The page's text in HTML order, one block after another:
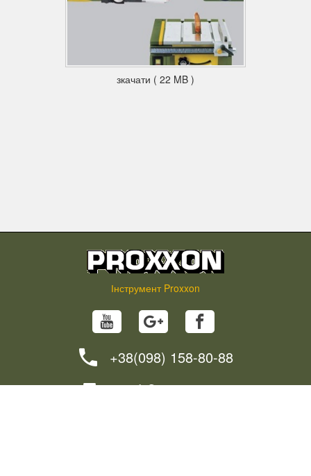
зкачати ( 22 MB )
Інструмент Proxxon
+38(098) 158-80-88
info@proxxon.in.ua